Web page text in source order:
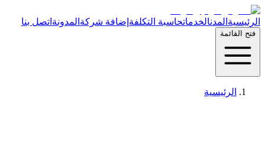
الرئيسية المدنالخدماتحاسبة التكلفة إضافة شركة المدونة اتصل بنا
فتح القائمة
الرئيسية